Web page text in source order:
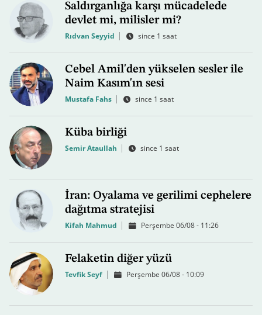
Saldırganlığa karşı mücadelede
devlet mi, milisler mi?
Rıdvan Seyyid since 1 saat
Cebel Amil'den yükselen sesler ile
Naim Kasım'ın sesi
Mustafa Fahs since 1 saat
Küba birliği
Semir Ataullah since 1 saat
İran: Oyalama ve gerilimi cephelere
dağıtma stratejisi
Kifah Mahmud Perşembe 06/08 - 11:26
Felaketin diğer yüzü
Tevfik Seyf Perşembe 06/08 - 10:09